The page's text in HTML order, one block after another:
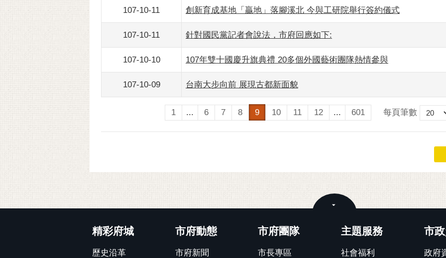
107-10-11 創新育成基地「贏地」落腳溪北 今與工研院舉行簽約儀式
107-10-11 針對國民黨記者會說法，市府回應如下:
107-10-10 107年雙十國慶升旗典禮 20多個外國藝術團隊熱情參與
107-10-09 台南大步向前 展現古都新面貌
1 ... 6 7 8 9 10 11 12 ... 601 每頁筆數
精彩府城
歷史沿革
市府動態
市府新聞
市府團隊
市長專區
主題服務
社會福利
市
政府